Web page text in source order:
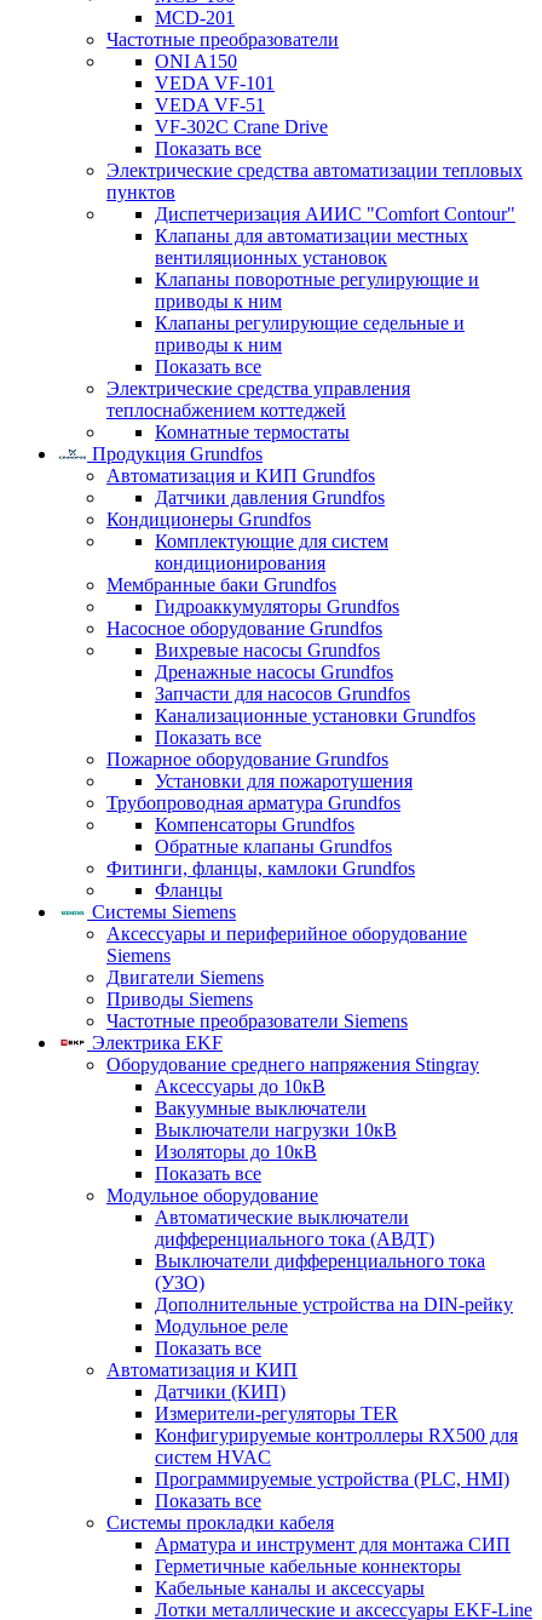
MCD-201
Частотные преобразователи
ONI A150
VEDA VF-101
VEDA VF-51
VF-302C Crane Drive
Показать все
Электрические средства автоматизации тепловых
пунктов
Диспетчеризация АИИС "Comfort Contour"
Клапаны для автоматизации местных
вентиляционных установок
Клапаны поворотные регулирующие и
приводы к ним
Клапаны регулирующие седельные и
приводы к ним
Показать все
Электрические средства управления
теплоснабжением коттеджей
Комнатные термостаты
Продукция Grundfos
Автоматизация и КИП Grundfos
Датчики давления Grundfos
Кондиционеры Grundfos
Комплектующие для систем
кондиционирования
Мембранные баки Grundfos
Гидроаккумуляторы Grundfos
Насосное оборудование Grundfos
Вихревые насосы Grundfos
Дренажные насосы Grundfos
Запчасти для насосов Grundfos
Канализационные установки Grundfos
Показать все
Пожарное оборудование Grundfos
Установки для пожаротушения
Трубопроводная арматура Grundfos
Компенсаторы Grundfos
Обратные клапаны Grundfos
Фитинги, фланцы, камлоки Grundfos
Фланцы
Системы Siemens
Аксессуары и периферийное оборудование
Siemens
Двигатели Siemens
Приводы Siemens
Частотные преобразователи Siemens
Электрика EKF
Оборудование среднего напряжения Stingray
Аксессуары до 10кВ
Вакуумные выключатели
Выключатели нагрузки 10кВ
Изоляторы до 10кВ
Показать все
Модульное оборудование
Автоматические выключатели
дифференциального тока (АВДТ)
Выключатели дифференциального тока
(УЗО)
Дополнительные устройства на DIN-рейку
Модульное реле
Показать все
Автоматизация и КИП
Датчики (КИП)
Измерители-регуляторы TER
Конфигурируемые контроллеры RX500 для
систем HVAC
Программируемые устройства (PLC, HMI)
Показать все
Системы прокладки кабеля
Арматура и инструмент для монтажа СИП
Герметичные кабельные коннекторы
Кабельные каналы и аксессуары
Лотки металлические и аксессуары EKF-Line